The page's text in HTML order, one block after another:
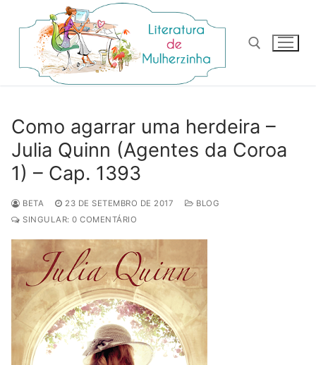
para
conteúdo
Como agarrar uma herdeira –
Julia Quinn (Agentes da Coroa
1) – Cap. 1393
BETA 23 DE SETEMBRO DE 2017
BLOG
SINGULAR: 0 COMENTÁRIO